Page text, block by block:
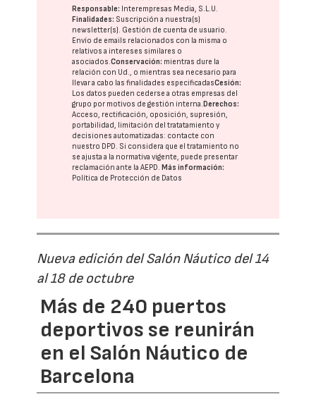
Responsable: Interempresas Media, S.L.U.
Finalidades: Suscripción a nuestra(s)
newsletter(s). Gestión de cuenta de usuario.
Envío de emails relacionados con la misma o
relativos a intereses similares o
asociados.Conservación: mientras dure la
relación con Ud., o mientras sea necesario para
llevar a cabo las finalidades especificadasCesión:
Los datos pueden cederse a otras empresas del
grupo por motivos de gestión interna. Derechos:
Acceso, rectificación, oposición, supresión,
portabilidad, limitación del tratatamiento y
decisiones automatizadas: contacte con
nuestro DPD. Si considera que el tratamiento no
se ajusta a la normativa vigente, puede presentar
reclamación ante laAEPD. Más información:
Política de Protección de Datos
Nueva edición del Salón Náutico del 14
al 18 de octubre
Más de 240 puertos
deportivos se reunirán
en el Salón Náutico de
Barcelona